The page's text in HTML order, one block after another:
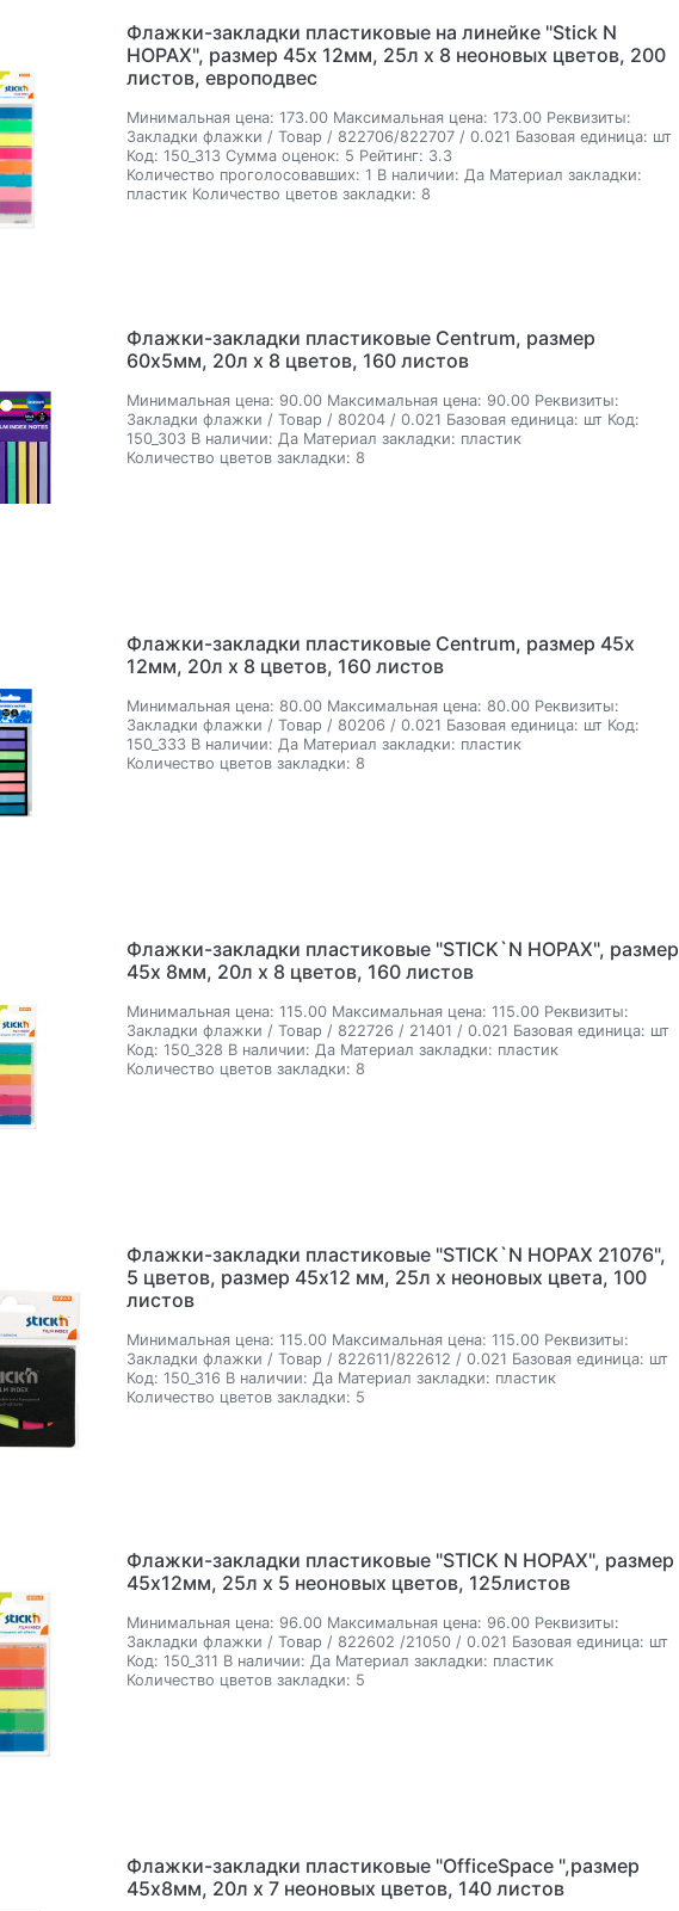
Флажки-закладки пластиковые на линейке "Stick N
HOPAX", размер 45х 12мм, 25л х 8 неоновых цветов, 200
листов, европодвес
Минимальная цена: 173.00 Максимальная цена: 173.00 Реквизиты:
Закладки флажки / Товар / 822706/822707 / 0.021 Базовая единица: шт
Код: 150_313 Сумма оценок: 5 Рейтинг: 3.3
Количество проголосовавших: 1 В наличии: Да Материал закладки:
пластик Количество цветов закладки: 8
Флажки-закладки пластиковые Centrum, размер
60х5мм, 20л х 8 цветов, 160 листов
Минимальная цена: 90.00 Максимальная цена: 90.00 Реквизиты:
Закладки флажки / Товар / 80204 / 0.021 Базовая единица: шт Код:
150_303 В наличии: Да Материал закладки: пластик
Количество цветов закладки: 8
Флажки-закладки пластиковые Centrum, размер 45х
12мм, 20л х 8 цветов, 160 листов
Минимальная цена: 80.00 Максимальная цена: 80.00 Реквизиты:
Закладки флажки / Товар / 80206 / 0.021 Базовая единица: шт Код:
150_333 В наличии: Да Материал закладки: пластик
Количество цветов закладки: 8
Флажки-закладки пластиковые "STICK`N HOPAX", размер
45х 8мм, 20л х 8 цветов, 160 листов
Минимальная цена: 115.00 Максимальная цена: 115.00 Реквизиты:
Закладки флажки / Товар / 822726 / 21401 / 0.021 Базовая единица: шт
Код: 150_328 В наличии: Да Материал закладки: пластик
Количество цветов закладки: 8
Флажки-закладки пластиковые "STICK`N HOPAX 21076",
5 цветов, размер 45х12 мм, 25л х неоновых цвета, 100
листов
Минимальная цена: 115.00 Максимальная цена: 115.00 Реквизиты:
Закладки флажки / Товар / 822611/822612 / 0.021 Базовая единица: шт
Код: 150_316 В наличии: Да Материал закладки: пластик
Количество цветов закладки: 5
Флажки-закладки пластиковые "STICK N HOPAX", размер
45х12мм, 25л х 5 неоновых цветов, 125листов
Минимальная цена: 96.00 Максимальная цена: 96.00 Реквизиты:
Закладки флажки / Товар / 822602 /21050 / 0.021 Базовая единица: шт
Код: 150_311 В наличии: Да Материал закладки: пластик
Количество цветов закладки: 5
Флажки-закладки пластиковые "OfficeSpace ",размер
45х8мм, 20л х 7 неоновых цветов, 140 листов